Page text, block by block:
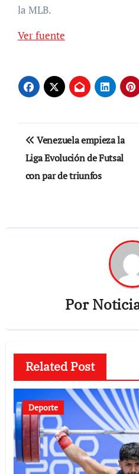
la MLB.
Ver fuente
Navegación
de
entradas
Venezuela empieza la
Liga Evolución de Futsal
con par de triunfos
Por
Related Post
Deporte